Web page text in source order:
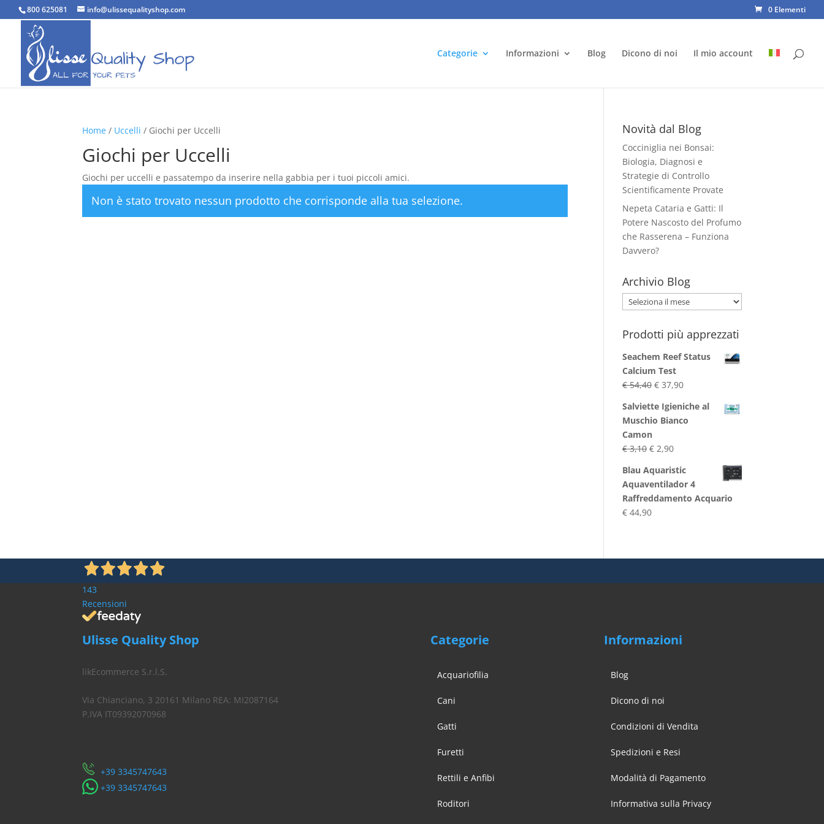
800 625081 info@ulissequalityshop.com 0 Elementi
Categorie Informazioni Blog Dicono di noi Il mio account
Home / Uccelli / Giochi per Uccelli
Giochi per Uccelli
Giochi per uccelli e passatempo da inserire nella gabbia per i tuoi piccoli amici.
Non è stato trovato nessun prodotto che corrisponde alla tua selezione.
Novità dal Blog
Cocciniglia nei Bonsai:
Biologia, Diagnosi e
Strategie di Controllo
Scientificamente Provate
Nepeta Cataria e Gatti: Il
Potere Nascosto del Profumo
che Rasserena – Funziona
Davvero?
Archivio Blog
Archivio
Blog
Prodotti più apprezzati
Seachem Reef Status
Calcium Test
€54,40 Il
originale
era:
€ 37,90Il
attuale
è:
Salviette Igieniche al
Muschio Bianco
Camon
€3,10 Il
originale
era:
€ 3,10.
€ 2,90Il
attuale
è:
€ 2,90.
Blau Aquaristic
Aquaventilador 4
Raffreddamento Acquario
€ 44,90
143
Recensioni
Ulisse Quality Shop
likEcommerce S.r.l.S.
Via Chianciano, 3 20161 Milano REA: MI2087164
P.IVA IT09392070968
​+39 3345747643
​+39 3345747643
Categorie
Acquariofilia
Cani
Gatti
Furetti
Rettili e Anfibi
Roditori
Informazioni
Blog
Dicono di noi
Condizioni di Vendita
Spedizioni e Resi
Modalità di Pagamento
Informativa sulla Privacy